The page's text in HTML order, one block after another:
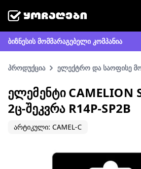
ბიზნესის მომმარაგებელი კომპანია
პროდუქცია ელექტრო და საოფისე
ᲔᲚᲔᲛᲔᲜᲢᲘ CAMELION
2Ც-ᲨᲔᲙᲕᲠᲐ R14P-SP2B
არტიკული: CAMEL-C